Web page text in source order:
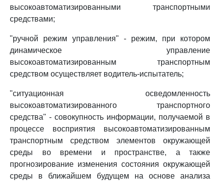
высокоавтоматизированными транспортными
средствами;
"ручной режим управления" - режим, при котором
динамическое управление
высокоавтоматизированным транспортным
средством осуществляет водитель-испытатель;
"ситуационная осведомленность
высокоавтоматизированного транспортного
средства" - совокупность информации, получаемой в
процессе восприятия высокоавтоматизированным
транспортным средством элементов окружающей
среды во времени и пространстве, а также
прогнозирование изменения состояния окружающей
среды в ближайшем будущем на основе анализа